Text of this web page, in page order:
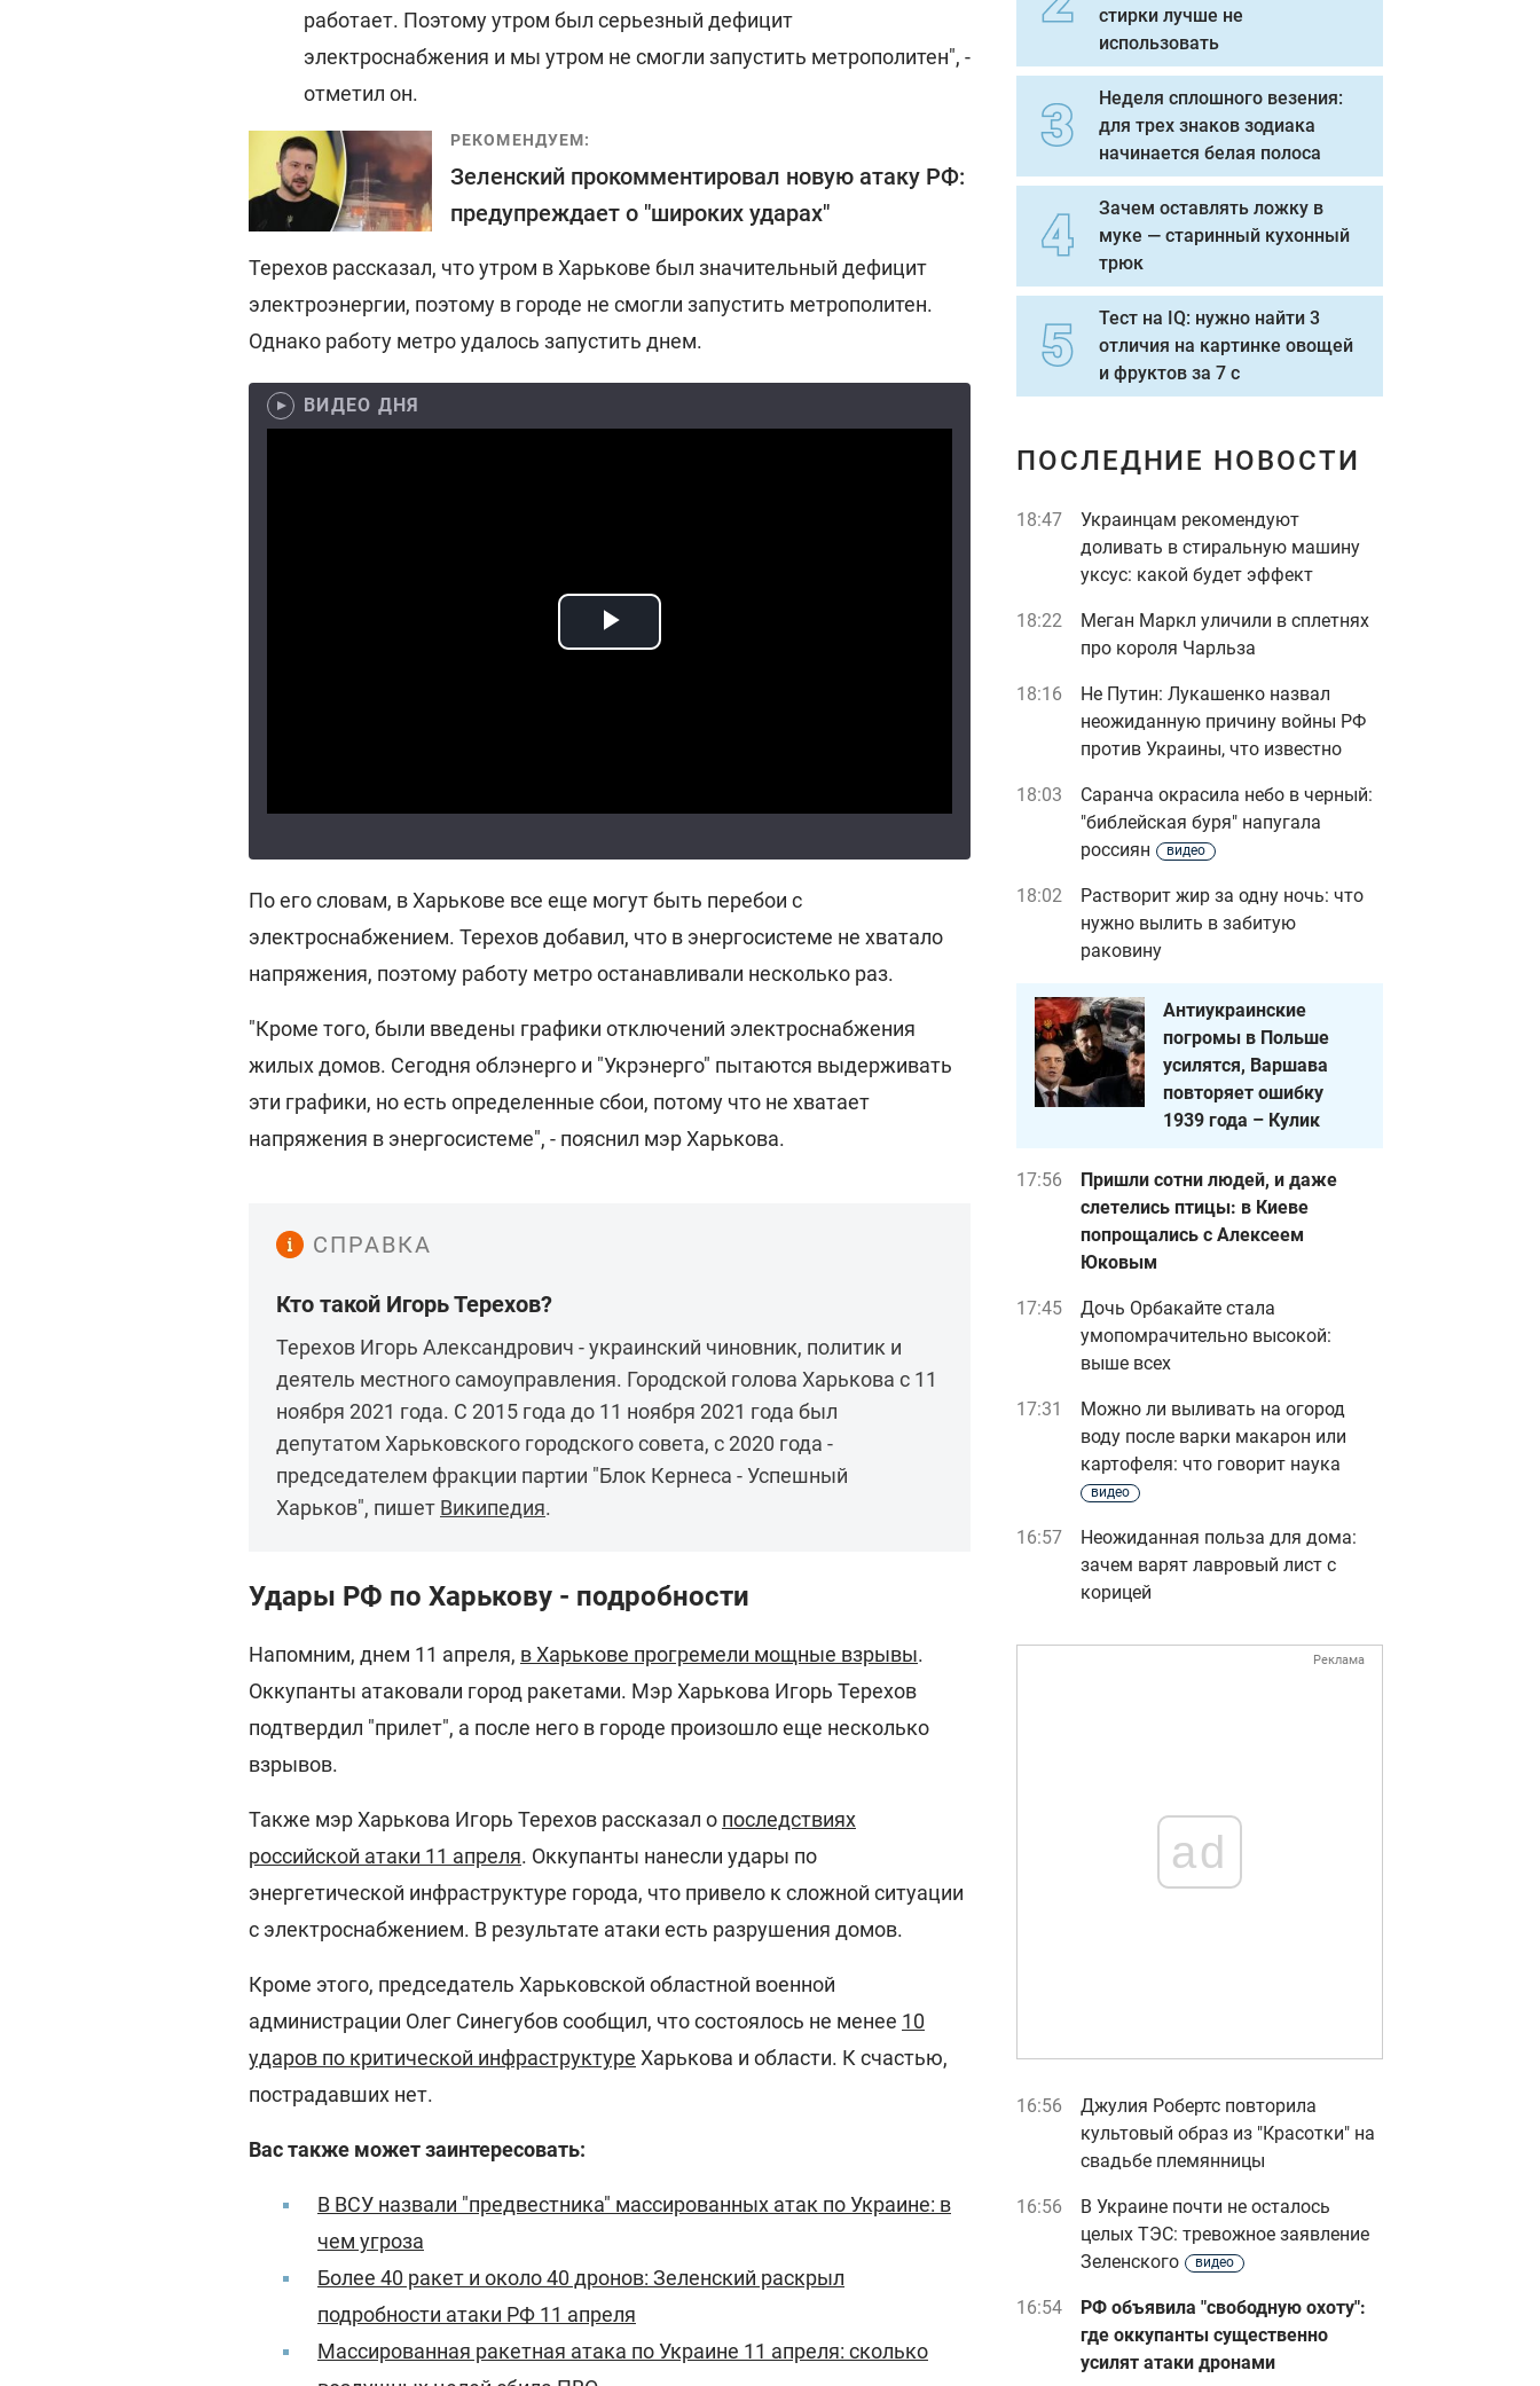
работает. Поэтому утром был серьезный дефицит
электроснабжения и мы утром не смогли запустить метрополитен", -
отметил он.
РЕКОМЕНДУЕМ:
Зеленский прокомментировал новую атаку РФ:
предупреждает о "широких ударах"
Терехов рассказал, что утром в Харькове был значительный дефицит
электроэнергии, поэтому в городе не смогли запустить метрополитен.
Однако работу метро удалось запустить днем.
ВИДЕО ДНЯ
По его словам, в Харькове все еще могут быть перебои с
электроснабжением. Терехов добавил, что в энергосистеме не хватало
напряжения, поэтому работу метро останавливали несколько раз.
"Кроме того, были введены графики отключений электроснабжения
жилых домов. Сегодня облэнерго и "Укрэнерго" пытаются выдерживать
эти графики, но есть определенные сбои, потому что не хватает
напряжения в энергосистеме", - пояснил мэр Харькова.
СПРАВКА
Кто такой Игорь Терехов?
Терехов Игорь Александрович - украинский чиновник, политик и
деятель местного самоуправления. Городской голова Харькова с 11
ноября 2021 года. С 2015 года до 11 ноября 2021 года был
депутатом Харьковского городского совета, с 2020 года -
председателем фракции партии "Блок Кернеса - Успешный
Харьков", пишет Википедия.
Удары РФ по Харькову - подробности
Напомним, днем 11 апреля, в Харькове прогремели мощные взрывы.
Оккупанты атаковали город ракетами. Мэр Харькова Игорь Терехов
подтвердил "прилет", а после него в городе произошло еще несколько
взрывов.
Также мэр Харькова Игорь Терехов рассказал о последствиях
российской атаки 11 апреля. Оккупанты нанесли удары по
энергетической инфраструктуре города, что привело к сложной ситуации
с электроснабжением. В результате атаки есть разрушения домов.
Кроме этого, председатель Харьковской областной военной
администрации Олег Синегубов сообщил, что состоялось не менее 10
ударов по критической инфраструктуре Харькова и области. К счастью,
пострадавших нет.
Вас также может заинтересовать:
В ВСУ назвали "предвестника" массированных атак по Украине: в
чем угроза
Более 40 ракет и около 40 дронов: Зеленский раскрыл
подробности атаки РФ 11 апреля
Массированная ракетная атака по Украине 11 апреля: сколько
стирки лучше не
использовать
Неделя сплошного везения:
для трех знаков зодиака
начинается белая полоса
Зачем оставлять ложку в
муке — старинный кухонный
трюк
Тест на IQ: нужно найти 3
отличия на картинке овощей
и фруктов за 7 с
ПОСЛЕДНИЕ НОВОСТИ
18:47
Украинцам рекомендуют
доливать в стиральную машину
уксус: какой будет эффект
18:22
Меган Маркл уличили в сплетнях
про короля Чарльза
18:16
Не Путин: Лукашенко назвал
неожиданную причину войны РФ
против Украины, что известно
18:03
Саранча окрасила небо в черный:
"библейская буря" напугала
россиян
видео
18:02
Растворит жир за одну ночь: что
нужно вылить в забитую
раковину
Антиукраинские
погромы в Польше
усилятся, Варшава
повторяет ошибку
1939 года – Кулик
17:56
Пришли сотни людей, и даже
слетелись птицы: в Киеве
попрощались с Алексеем
Юковым
17:45
Дочь Орбакайте стала
умопомрачительно высокой:
выше всех
17:31
Можно ли выливать на огород
воду после варки макарон или
картофеля: что говорит наука
видео
16:57
Неожиданная польза для дома:
зачем варят лавровый лист с
корицей
Реклама
ad
16:56
Джулия Робертс повторила
культовый образ из "Красотки" на
свадьбе племянницы
16:56
В Украине почти не осталось
целых ТЭС: тревожное заявление
Зеленского
видео
16:54
РФ объявила "свободную охоту":
где оккупанты существенно
усилят атаки дронами